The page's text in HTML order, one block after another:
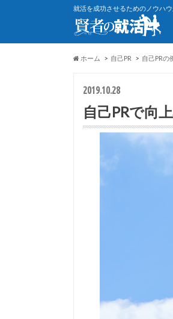
就活を成功させるためのノウハウ
ホーム 自己PR 自己PRの
2019.10.28
自己PRで向